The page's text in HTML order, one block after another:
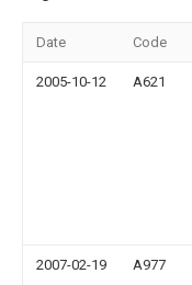
Date Code
2005-10-12 A621
2007-02-19 A977